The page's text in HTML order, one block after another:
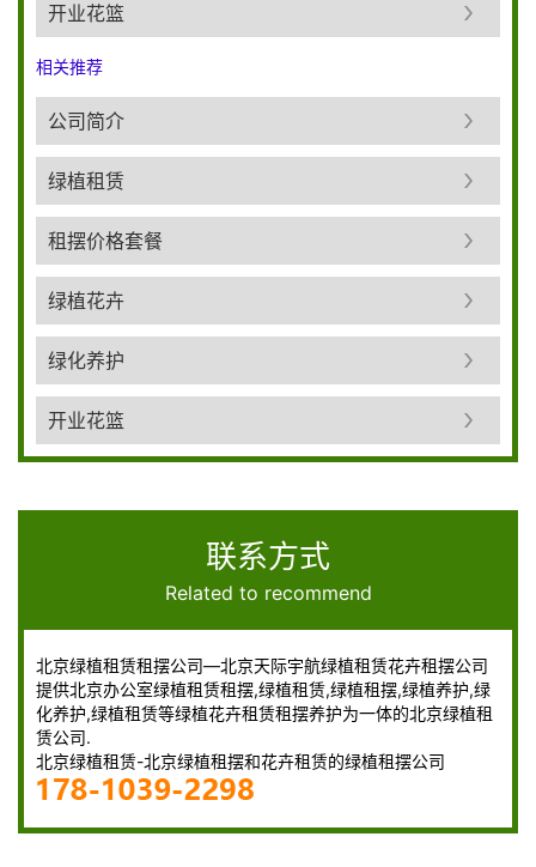
开业花篮
相关推荐
公司简介
绿植租赁
租摆价格套餐
绿植花卉
绿化养护
开业花篮
联系方式
Related to recommend
北京绿植租赁租摆公司—北京天际宇航绿植租赁花卉租摆公司
提供北京办公室绿植租赁租摆,绿植租赁,绿植租摆,绿植养护,绿
化养护,绿植租赁等绿植花卉租赁租摆养护为一体的北京绿植租
赁公司.
北京绿植租赁-北京绿植租摆和花卉租赁的绿植租摆公司